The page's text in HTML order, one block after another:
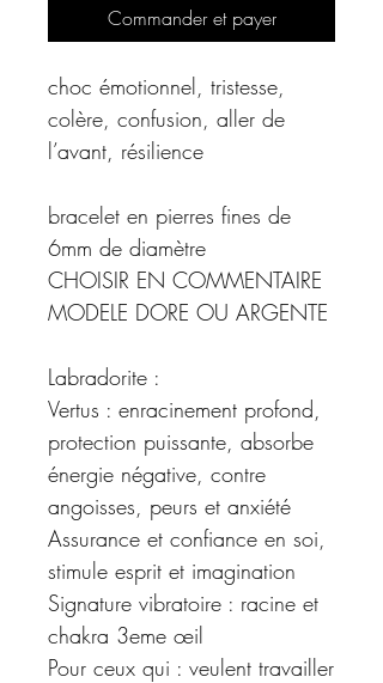
Commander et payer
choc émotionnel, tristesse,
colère, confusion, aller de
l’avant, résilience
bracelet en pierres fines de
6mm de diamètre
CHOISIR EN COMMENTAIRE
MODELE DORE OU ARGENTE
Labradorite :
Vertus : enracinement profond,
protection puissante, absorbe
énergie négative, contre
angoisses, peurs et anxiété
Assurance et confiance en soi,
stimule esprit et imagination
Signature vibratoire : racine et
chakra 3eme œil
Pour ceux qui : veulent travailler